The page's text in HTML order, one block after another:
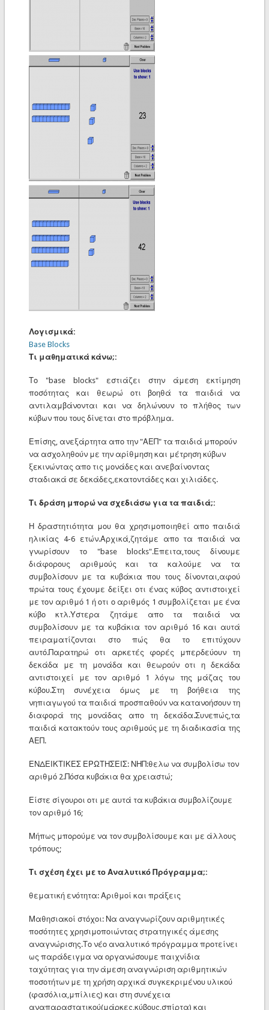
Λογισμικά:
Base Blocks
Τι μαθηματικά κάνω;:
Το "base blocks" εστιάζει στην άμεση εκτίμηση
ποσότητας και θεωρώ οτι βοηθά τα παιδιά να
αντιλαμβάνονται και να δηλώνουν το πλήθος των
κύβων που τους δίνεται στο πρόβλημα.
Επίσης, ανεξάρτητα απο την "ΑΕΠ" τα παιδιά μπορούν
να ασχοληθούν με την αρίθμηση και μέτρηση κύβων
ξεκινώντας απο τις μονάδες και ανεβαίνοντας
σταδιακά σε δεκάδες,εκατοντάδες και χιλιάδες.
Τι δράση μπορώ να σχεδιάσω για τα παιδιά;:
Η δραστητιότητα μου θα χρησιμοποιηθεί απο παιδιά
ηλικίας 4-6 ετών.Αρχικά,ζητάμε απο τα παιδιά να
γνωρίσουν το "base blocks".Επειτα,τους δίνουμε
διάφορους αριθμούς και τα καλούμε να τα
συμβολίσουν με τα κυβάκια που τους δίνονται,αφού
πρώτα τους έχουμε δείξει οτι ένας κύβος αντιστοιχεί
με τον αριθμό 1 ή οτι ο αριθμός 1 συμβολίζεται με ένα
κύβο κτλ.Υστερα ζητάμε απο τα παιδιά να
συμβολίσουν με τα κυβάκια τον αριθμό 16 και αυτά
πειραματίζονται στο πώς θα το επιτύχουν
αυτό.Παρατηρώ οτι αρκετές φορές μπερδεύουν τη
δεκάδα με τη μονάδα και θεωρούν οτι η δεκάδα
αντιστοιχεί με τον αριθμό 1 λόγω της μάζας του
κύβου.Στη συνέχεια όμως με τη βοήθεια της
νηπιαγωγού τα παιδιά προσπαθούν να κατανοήσουν τη
διαφορά της μονάδας απο τη δεκάδα.Συνεπώς,τα
παιδιά κατακτούν τους αριθμούς με τη διαδικασία της
ΑΕΠ.
ΕΝΔΕΙΚΤΙΚΕΣ ΕΡΩΤΗΣΕΙΣ: ΝΗΠ:θελω να συμβολίσω τον
αριθμό 2.Πόσα κυβάκια θα χρειαστώ;
Είστε σίγουροι οτι με αυτά τα κυβάκια συμβολίζουμε
τον αριθμό 16;
Μήπως μπορούμε να τον συμβολίσουμε και με άλλους
τρόπους;
Τι σχέση έχει με το Αναλυτικό Πρόγραμμα;:
θεματική ενότητα: Αριθμοί και πράξεις
Μαθησιακοί στόχοι: Να αναγνωρίζουν αριθμητικές
ποσότητες χρησιμοποιώντας στρατηγικές άμεσης
αναγνώρισης.Το νέο αναλυτικό πρόγραμμα προτείνει
ως παράδειγμα να οργανώσουμε παιχνίδια
ταχύτητας για την άμεση αναγνώριση αριθμητικών
ποσοτήτων με τη χρήση αρχικά συγκεκριμένου υλικού
(φασόλια,μπίλιες) και στη συνέχεια
αναπαραστατικού(μάρκες,κύβους,σπίρτα) και